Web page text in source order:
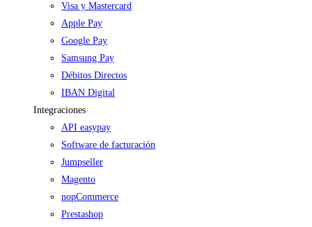
Visa y Mastercard
Apple Pay
Google Pay
Samsung Pay
Débitos Directos
IBAN Digital
Integraciones
API easypay
Software de facturación
Jumpseller
Magento
nopCommerce
Prestashop